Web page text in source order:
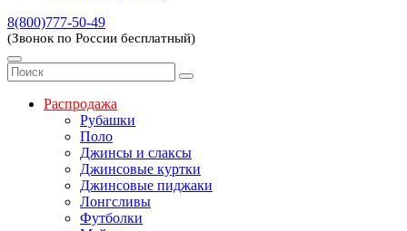
8(800)777-50-49
(Звонок по России бесплатный)
Распродажа
Рубашки
Поло
Джинсы и слаксы
Джинсовые куртки
Джинсовые пиджаки
Лонгсливы
Футболки